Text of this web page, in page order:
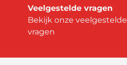
Veelgestelde vragen
Bekijk onze veelgestelde
vragen